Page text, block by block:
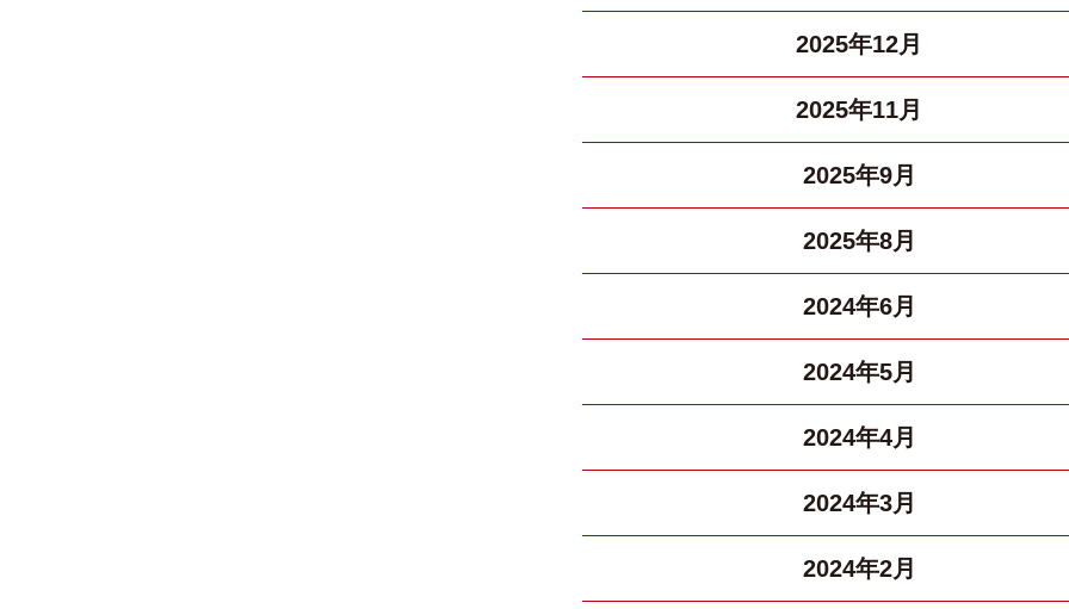
2025年12月
2025年11月
2025年9月
2025年8月
2024年6月
2024年5月
2024年4月
2024年3月
2024年2月